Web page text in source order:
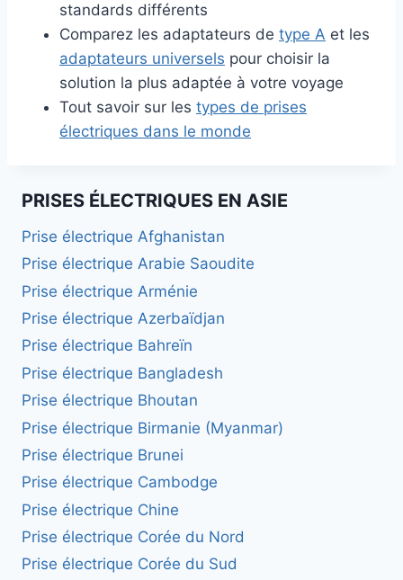
standards différents
Comparez les adaptateurs de type A et les
adaptateurs universels pour choisir la
solution la plus adaptée à votre voyage
Tout savoir sur les types de prises
électriques dans le monde
PRISES ÉLECTRIQUES EN ASIE
Prise électrique Afghanistan
Prise électrique Arabie Saoudite
Prise électrique Arménie
Prise électrique Azerbaïdjan
Prise électrique Bahreïn
Prise électrique Bangladesh
Prise électrique Bhoutan
Prise électrique Birmanie (Myanmar)
Prise électrique Brunei
Prise électrique Cambodge
Prise électrique Chine
Prise électrique Corée du Nord
Prise électrique Corée du Sud